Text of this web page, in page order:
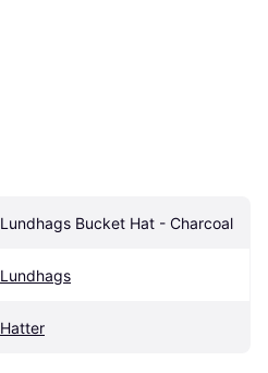
Lundhags Bucket Hat - Charcoal
Lundhags
Hatter